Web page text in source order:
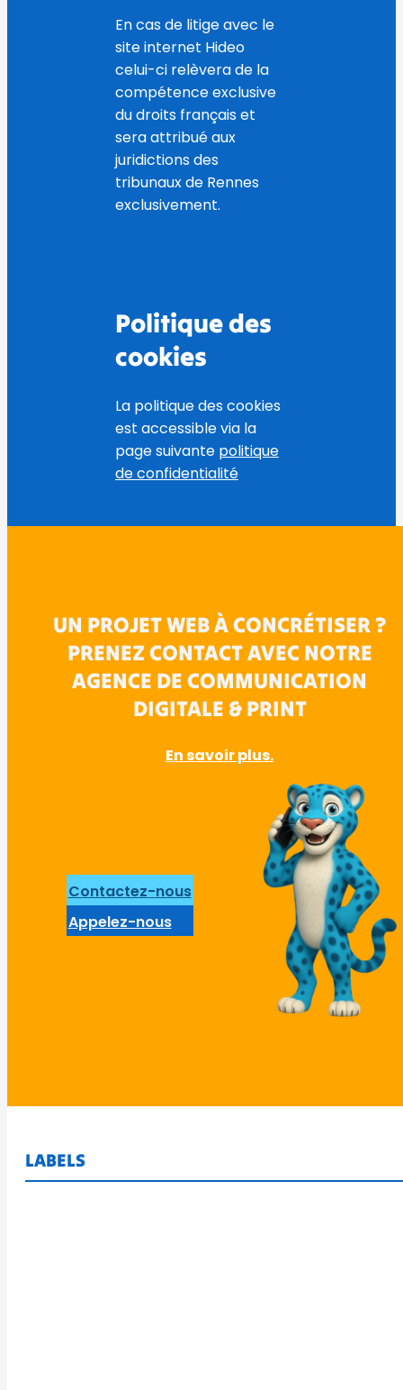
En cas de litige avec le
site internet Hideo
celui-ci relèvera de la
compétence exclusive
du droits français et
sera attribué aux
juridictions des
tribunaux de Rennes
exclusivement.
Politique des
cookies
La politique des cookies
est accessible via la
page suivante politique
de confidentialité
UN PROJET WEB À CONCRÉTISER ?
PRENEZ CONTACT AVEC NOTRE
AGENCE DE COMMUNICATION
DIGITALE & PRINT
En savoir plus.
Contactez-nous
Appelez-nous
LABELS